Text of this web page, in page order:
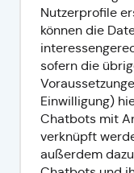
Nutzerprofile
können die
sofern die
Einwilligung)
Chatbots mit
verknüpft
außerdem